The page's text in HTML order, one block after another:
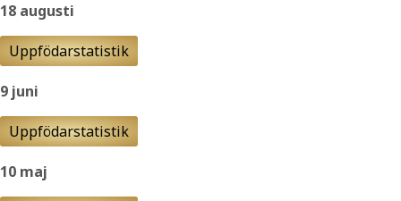
18 augusti
Uppfödarstatistik
9 juni
Uppfödarstatistik
10 maj